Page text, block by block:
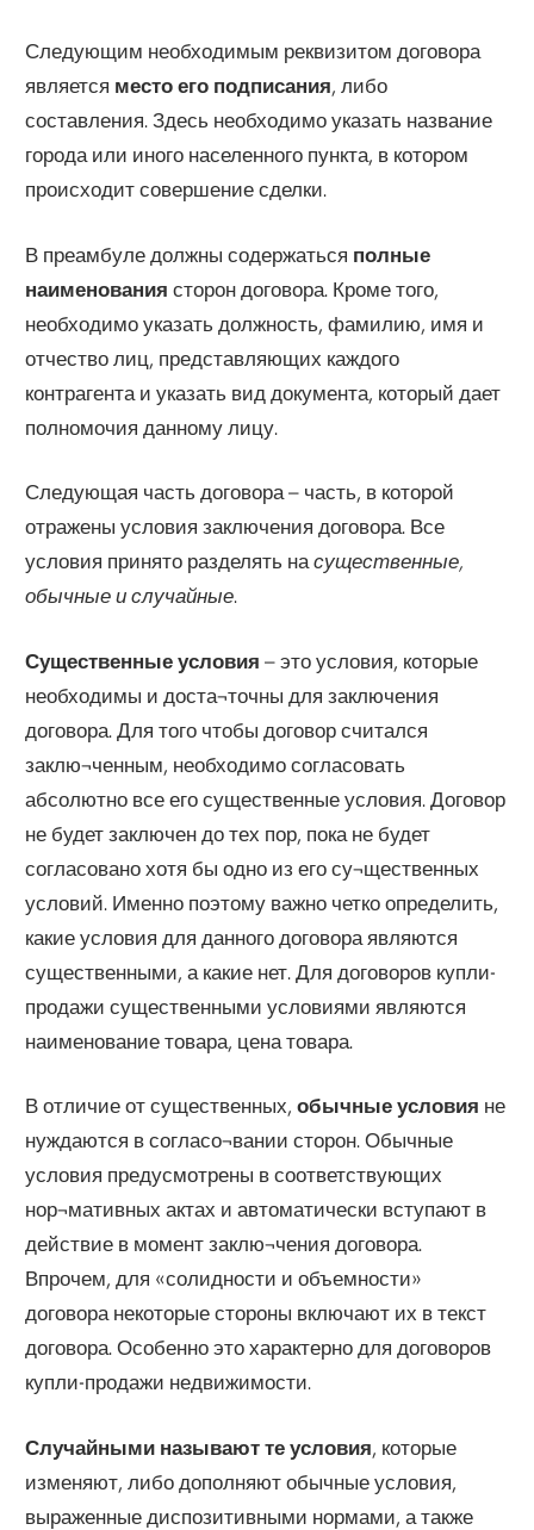
Следующим необходимым реквизитом договора
является место его подписания, либо
составления. Здесь необходимо указать название
города или иного населенного пункта, в котором
происходит совершение сделки.
В преамбуле должны содержаться полные
наименования сторон договора. Кроме того,
необходимо указать должность, фамилию, имя и
отчество лиц, представляющих каждого
контрагента и указать вид документа, который дает
полномочия данному лицу.
Следующая часть договора – часть, в которой
отражены условия заключения договора. Все
условия принято разделять насущественные,
обычные и случайные.
Существенные условия – это условия, которые
необходимы и доста¬точны для заключения
договора. Для того чтобы договор считался
заклю¬ченным, необходимо согласовать
абсолютно все его существенные условия. Договор
не будет заключен до тех пор, пока не будет
согласовано хотя бы одно из его су¬щественных
условий. Именно поэтому важно четко определить,
какие условия для данного договора являются
существенными, а какие нет. Для договоров купли-
продажи существенными условиями являются
наименование товара, цена товара.
В отличие от существенных,обычные условия не
нуждаются в согласо¬вании сторон. Обычные
условия предусмотрены в соответствующих
нор¬мативных актах и автоматически вступают в
действие в момент заклю¬чения договора.
Впрочем, для «солидности и объемности»
договора некоторые стороны включают их в текст
договора. Особенно это характерно для договоров
купли-продажи недвижимости.
Случайными называют те условия, которые
изменяют, либо дополняют обычные условия,
выраженные диспозитивными нормами, а также